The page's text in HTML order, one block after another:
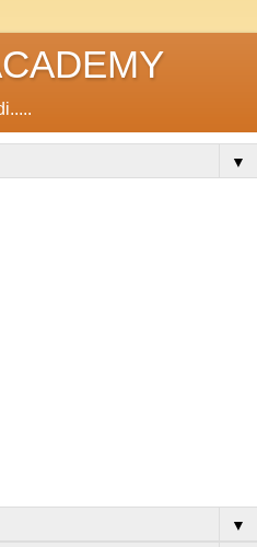
▼
▼